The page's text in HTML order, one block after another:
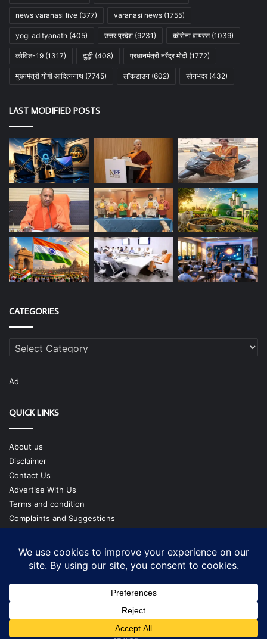
news varanasi live (377) varanasi news (1755)
yogi adityanath (405) उत्तर प्रदेश (9231) कोरोना वायरस (1039)
कोविड-19 (1317) दुद्धी (408) प्रधानमंत्री नरेंद्र मोदी (1772)
मुख्यमंत्री योगी आदित्यनाथ (7745) लॉकडाउन (602) सोनभद्र(432)
LAST MODIFIED POSTS
CATEGORIES
Categories
Ad
QUICK LINKS
About us
Disclaimer
Contact Us
Advertise With Us
Terms and condition
Complaints and Suggestions
Our Team
Copyright @ cmgtimes.com
Facebook
X